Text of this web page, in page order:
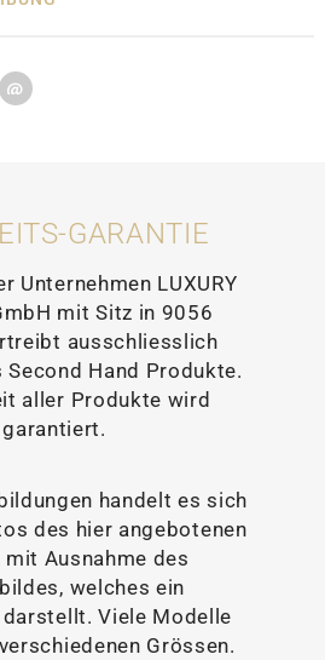
GARANTIE
Unternehmen LUXURY
mit Sitz in 9056
ausschliesslich
Second Hand Produkte.
aller Produkte wird
garantiert.
handelt es sich
des hier angebotenen
Ausnahme des
welches ein
Viele Modelle
Grössen.